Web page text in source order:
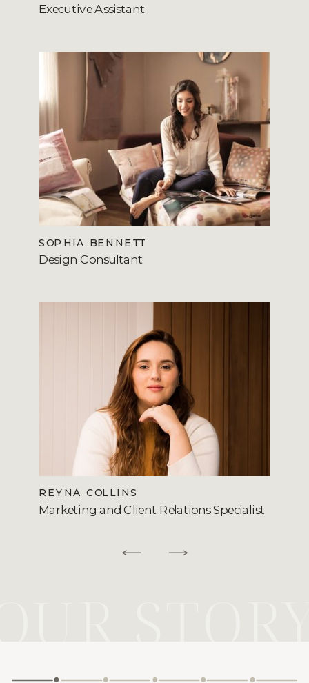
SOPHIA BENNETT
REYNA COLLINS
Executive Assistant
Design Consultant
Marketing and Client Relations Specialist